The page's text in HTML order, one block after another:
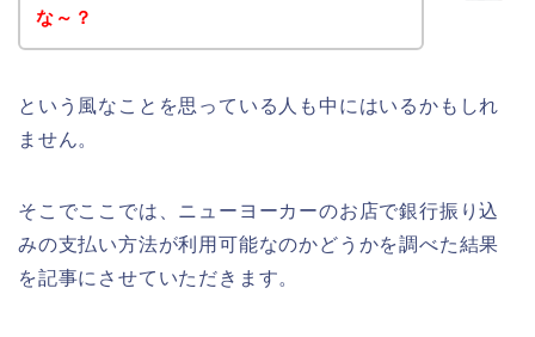
な～？
という風なことを思っている人も中にはいるかもしれ
ません。
そこでここでは、ニューヨーカーのお店で銀行振り込
みの支払い方法が利用可能なのかどうかを調べた結果
を記事にさせていただきます。